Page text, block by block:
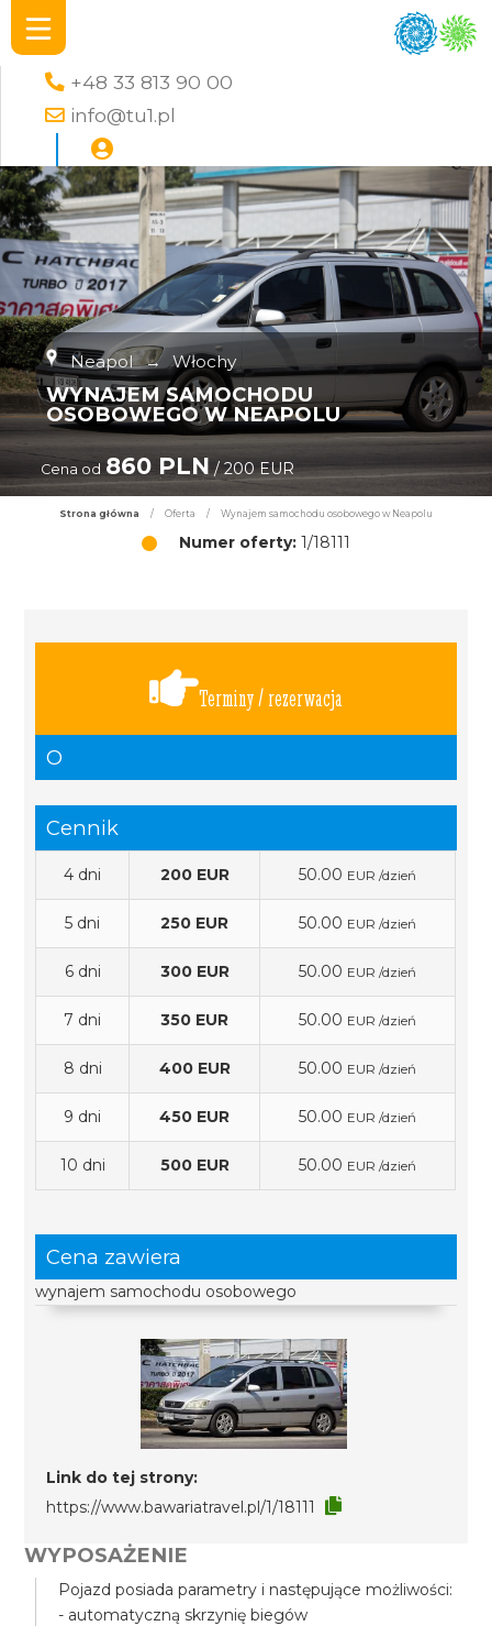
+48 33 813 90 00
info@tu1.pl
Neapol → Włochy
WYNAJEM SAMOCHODU
OSOBOWEGO W NEAPOLU
Cena od 860 PLN/ 200 EUR
Strona główna / Oferta / Wynajem samochodu osobowego w Neapolu
Numer oferty: 1/18111
Terminy / rezerwacja
O
Cennik
4 dni 200 EUR 50.00 EUR /dzień
5 dni 250 EUR 50.00 EUR /dzień
6 dni 300 EUR 50.00 EUR /dzień
7 dni 350 EUR 50.00 EUR /dzień
8 dni 400 EUR 50.00 EUR /dzień
9 dni 450 EUR 50.00 EUR /dzień
10 dni 500 EUR 50.00 EUR /dzień
Cena zawiera
wynajem samochodu osobowego
Link do tej strony:
https://www.bawariatravel.pl/1/18111
WYPOSAŻENIE
Pojazd posiada parametry i następujące możliwości:
- automatyczną skrzynię biegów